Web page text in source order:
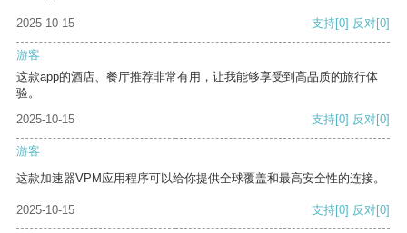
2025-10-15 支持[0] 反对[0]
游客
这款app的酒店、餐厅推荐非常有用，让我能够享受到高品质的旅行体
验。
2025-10-15
支持[0] 反对[0]
游客
这款加速器VPM应用程序可以给你提供全球覆盖和最高安全性的连接。
2025-10-15 支持[0] 反对[0]